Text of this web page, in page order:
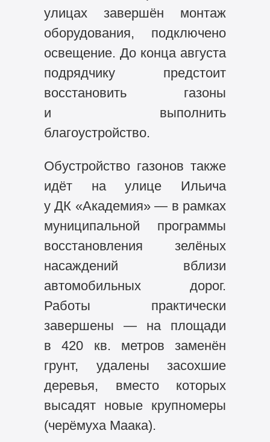
улицах завершён монтаж
оборудования, подключено
освещение. До конца августа
подрядчику предстоит
восстановить газоны
и выполнить
благоустройство.
Обустройство газонов также
идёт на улице Ильича
у ДК «Академия» — в рамках
муниципальной программы
восстановления зелёных
насаждений вблизи
автомобильных дорог.
Работы практически
завершены — на площади
в 420 кв. метров заменён
грунт, удалены засохшие
деревья, вместо которых
высадят новые крупномеры
(черёмуха Маака).